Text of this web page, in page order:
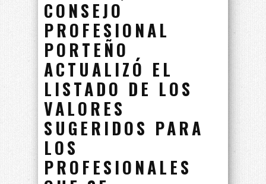
CONSEJO
PROFESIONAL
PORTEÑO
ACTUALIZÓ EL
LISTADO DE LOS
VALORES
SUGERIDOS PARA
LOS
PROFESIONALES